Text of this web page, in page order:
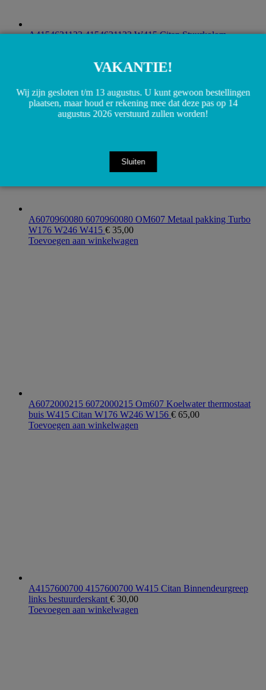
A4154621123 4154621123 W415 Citan Stuurkolom
A6070960080 6070960080 OM607 Metaal pakking Turbo
W176 W246 W415 € 35,00
Toevoegen aan winkelwagen
A6072000215 6072000215 Om607 Koelwater thermostaat
buis W415 Citan W176 W246 W156 € 65,00
Toevoegen aan winkelwagen
A4157600700 4157600700 W415 Citan Binnendeurgreep
links bestuurderskant € 30,00
Toevoegen aan winkelwagen
VAKANTIE!
Wij zijn gesloten t/m 13 augustus. U kunt gewoon bestellingen
plaatsen, maar houd er rekening mee dat deze pas op 14
augustus 2026 verstuurd zullen worden!
Sluiten